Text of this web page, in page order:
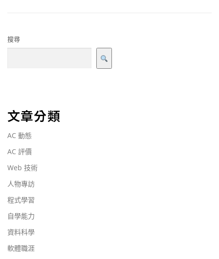
搜尋
文章分類
AC 動態
AC 評價
Web 技術
人物專訪
程式學習
自學能力
資料科學
軟體職涯